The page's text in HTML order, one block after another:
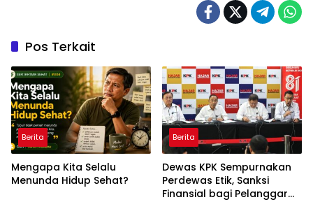
Pos Terkait
Berita
Mengapa Kita Selalu
Menunda Hidup Sehat?
Berita
Dewas KPK Sempurnakan
Perdewas Etik, Sanksi
Finansial bagi Pelanggar